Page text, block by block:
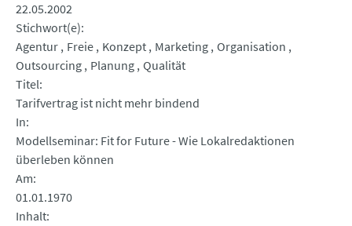
22.05.2002
Stichwort(e)
Agentur Freie Konzept Marketing Organisation
Outsourcing Planung Qualität
Titel
Tarifvertrag ist nicht mehr bindend
In
Modellseminar: Fit for Future - Wie Lokalredaktionen
überleben können
Am
01.01.1970
Inhalt